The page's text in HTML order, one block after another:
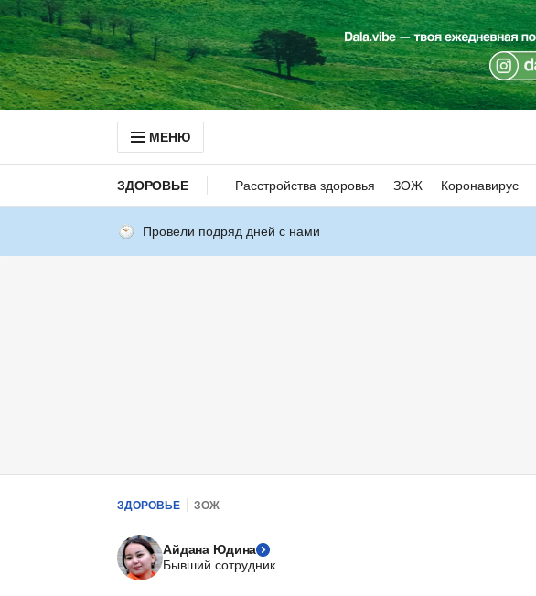
МЕНЮ
ЗДОРОВЬЕ Расстройства здоровья ЗОЖ Коронавирус
Провели подряд дней с нами
ЗДОРОВЬЕ ЗОЖ
Айдана Юдина
Бывший сотрудник